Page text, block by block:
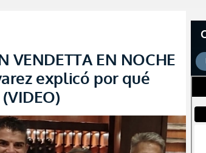
VENDETTA EN NOCHE
explicó por qué